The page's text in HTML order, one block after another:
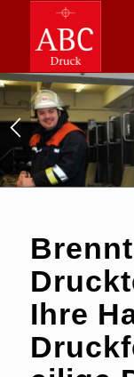
Ihre